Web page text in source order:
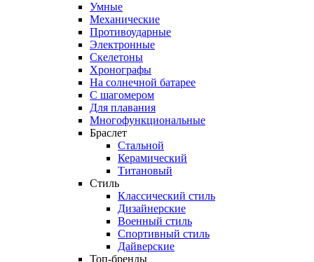
Умные
Механические
Противоударные
Электронные
Скелетоны
Хронографы
На солнечной батарее
С шагомером
Для плавания
Многофункциональные
Браслет
Стальной
Керамический
Титановый
Стиль
Классический стиль
Дизайнерские
Военный стиль
Спортивный стиль
Дайверские
Топ-бренды